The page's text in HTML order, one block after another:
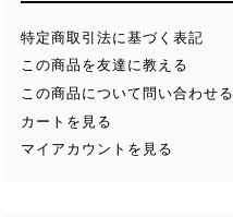
特定商取引法に基づく表記
この商品を友達に教える
この商品について問い合わせる
カートを見る
マイアカウントを見る